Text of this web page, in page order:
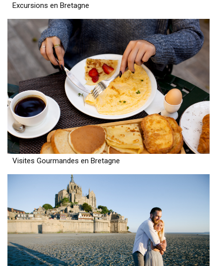
Excursions en Bretagne
Visites Gourmandes en Bretagne